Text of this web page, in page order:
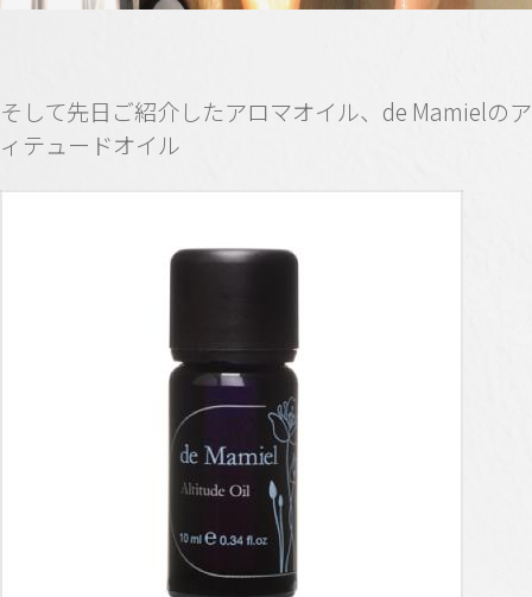
そして先日ご紹介したアロマオイル、de Mamielの
ィテュードオイル